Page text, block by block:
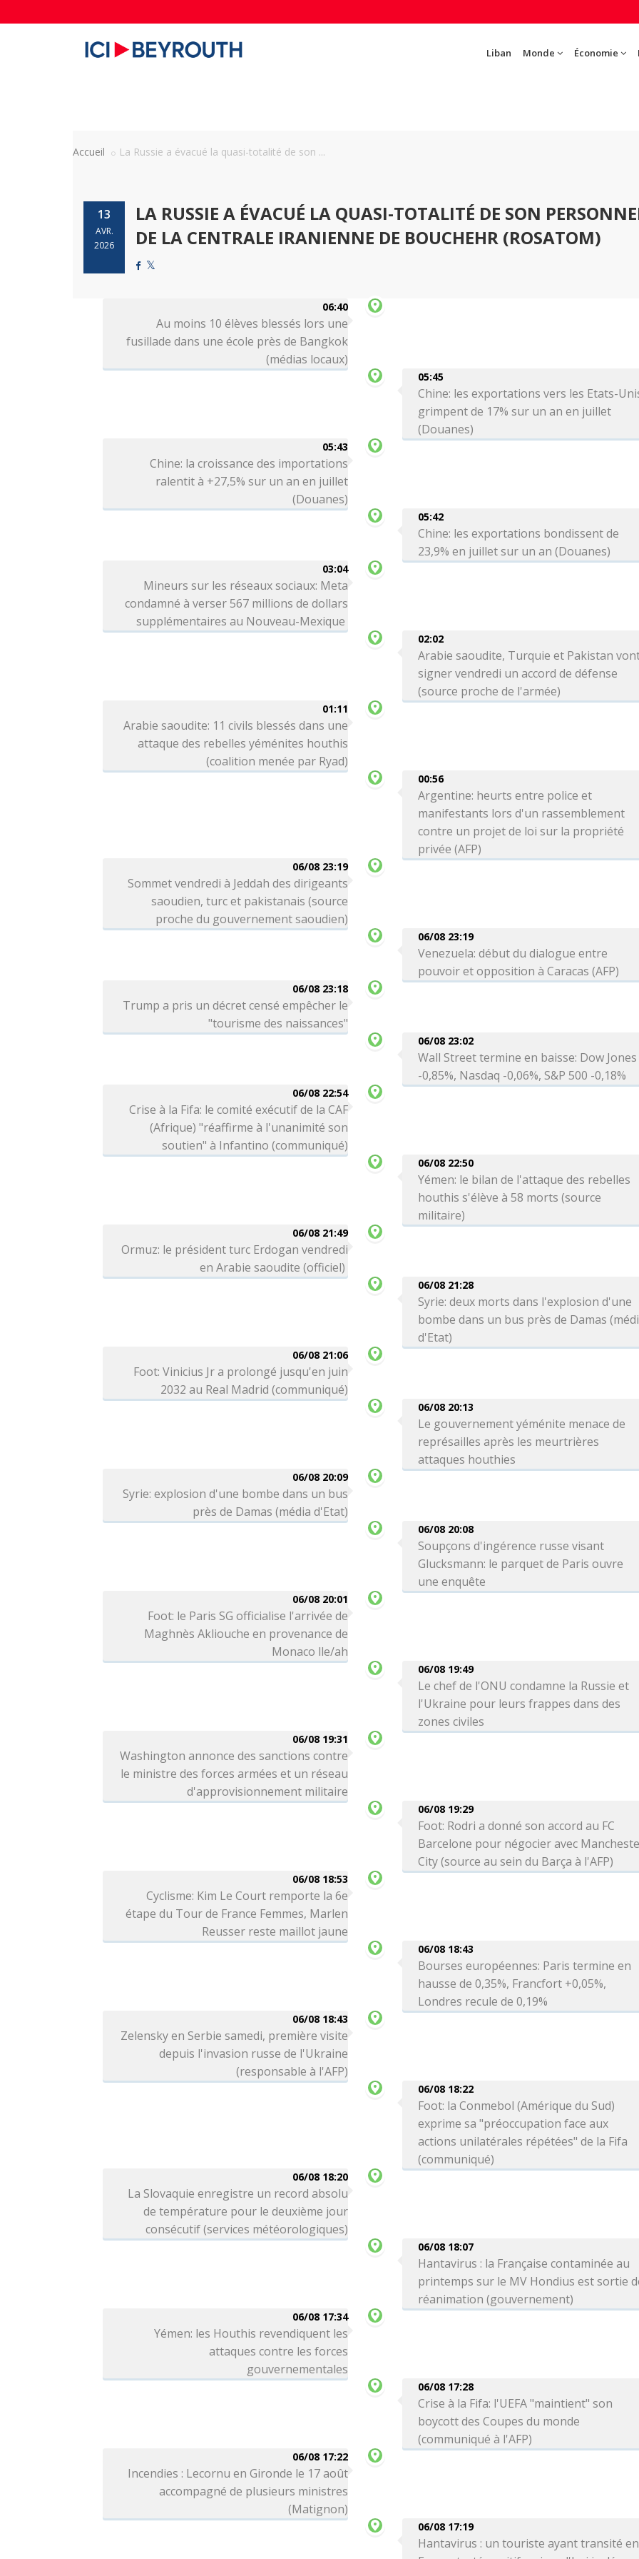
Liban Monde Économie
Accueil La Russie a évacué la quasi-totalité de son ...
13
AVR.
2026
LA RUSSIE A ÉVACUÉ LA QUASI-TOTALITÉ DE SON
DE LA CENTRALE IRANIENNE DE BOUCHEHR (ROSATOM)
06:40
Au moins 10 élèves blessés lors une
fusillade dans une école près de Bangkok
(médias locaux)
05:45
Chine: les exportations vers les Etats-
grimpent de 17% sur un an en juillet
(Douanes)
05:43
Chine: la croissance des importations
ralentit à +27,5% sur un an en juillet
(Douanes)
05:42
Chine: les exportations bondissent de
23,9% en juillet sur un an (Douanes)
03:04
Mineurs sur les réseaux sociaux: Meta
condamné à verser 567 millions de dollars
supplémentaires au Nouveau-Mexique
02:02
Arabie saoudite, Turquie et Pakistan
signer vendredi un accord de défense
(source proche de l'armée)
01:11
Arabie saoudite: 11 civils blessés dans une
attaque des rebelles yéménites houthis
(coalition menée par Ryad)
00:56
Argentine: heurts entre police et
manifestants lors d'un rassemblement
contre un projet de loi sur la propriété
privée (AFP)
06/08 23:19
Sommet vendredi à Jeddah des dirigeants
saoudien, turc et pakistanais (source
proche du gouvernement saoudien)
06/08 23:19
Venezuela: début du dialogue entre
pouvoir et opposition à Caracas (AFP)
06/08 23:18
Trump a pris un décret censé empêcher le
"tourisme des naissances"
06/08 23:02
Wall Street termine en baisse: Dow Jones
-0,85%, Nasdaq -0,06%, S&P 500 -0,18%
06/08 22:54
Crise à la Fifa: le comité exécutif de la CAF
(Afrique) "réaffirme à l'unanimité son
soutien" à Infantino (communiqué)
06/08 22:50
Yémen: le bilan de l'attaque des rebelles
houthis s'élève à 58 morts (source
militaire)
06/08 21:49
Ormuz: le président turc Erdogan vendredi
en Arabie saoudite (officiel)
06/08 21:28
Syrie: deux morts dans l'explosion d'une
bombe dans un bus près de Damas
d'Etat)
06/08 21:06
Foot: Vinicius Jr a prolongé jusqu'en juin
2032 au Real Madrid (communiqué)
06/08 20:13
Le gouvernement yéménite menace de
représailles après les meurtrières
attaques houthies
06/08 20:09
Syrie: explosion d'une bombe dans un bus
près de Damas (média d'Etat)
06/08 20:08
Soupçons d'ingérence russe visant
Glucksmann: le parquet de Paris ouvre
une enquête
06/08 20:01
Foot: le Paris SG officialise l'arrivée de
Maghnès Akliouche en provenance de
Monaco lle/ah
06/08 19:49
Le chef de l'ONU condamne la Russie et
l'Ukraine pour leurs frappes dans des
zones civiles
06/08 19:31
Washington annonce des sanctions contre
le ministre des forces armées et un réseau
d'approvisionnement militaire
06/08 19:29
Foot: Rodri a donné son accord au FC
Barcelone pour négocier avec
City (source au sein du Barça à l'AFP)
06/08 18:53
Cyclisme: Kim Le Court remporte la 6e
étape du Tour de France Femmes, Marlen
Reusser reste maillot jaune
06/08 18:43
Bourses européennes: Paris termine en
hausse de 0,35%, Francfort +0,05%,
Londres recule de 0,19%
06/08 18:43
Zelensky en Serbie samedi, première visite
depuis l'invasion russe de l'Ukraine
(responsable à l'AFP)
06/08 18:22
Foot: la Conmebol (Amérique du Sud)
exprime sa "préoccupation face aux
actions unilatérales répétées" de la Fifa
(communiqué)
06/08 18:20
La Slovaquie enregistre un record absolu
de température pour le deuxième jour
consécutif (services météorologiques)
06/08 18:07
Hantavirus : la Française contaminée au
printemps sur le MV Hondius est sortie
réanimation (gouvernement)
06/08 17:34
Yémen: les Houthis revendiquent les
attaques contre les forces
gouvernementales
06/08 17:28
Crise à la Fifa: l'UEFA "maintient" son
boycott des Coupes du monde
(communiqué à l'AFP)
06/08 17:22
Incendies : Lecornu en Gironde le 17 août
accompagné de plusieurs ministres
(Matignon)
06/08 17:19
Hantavirus : un touriste ayant transité en